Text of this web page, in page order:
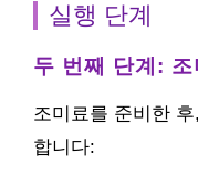
실행 단계
두 번째 단계: 조
조미료를 준비한
합니다: